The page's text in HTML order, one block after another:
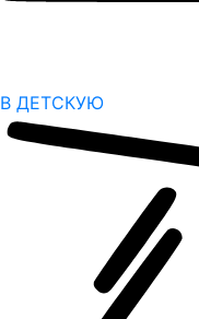
В ДЕТСКУЮ